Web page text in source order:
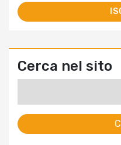
Cerca nel sito